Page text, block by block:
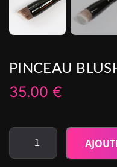
PINCEAU
35.00 €